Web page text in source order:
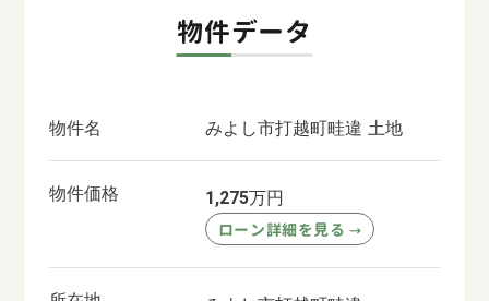
物件データ
物件名 みよし市打越町畦違 土地
物件価格 1,275万円
ローン詳細を見る →